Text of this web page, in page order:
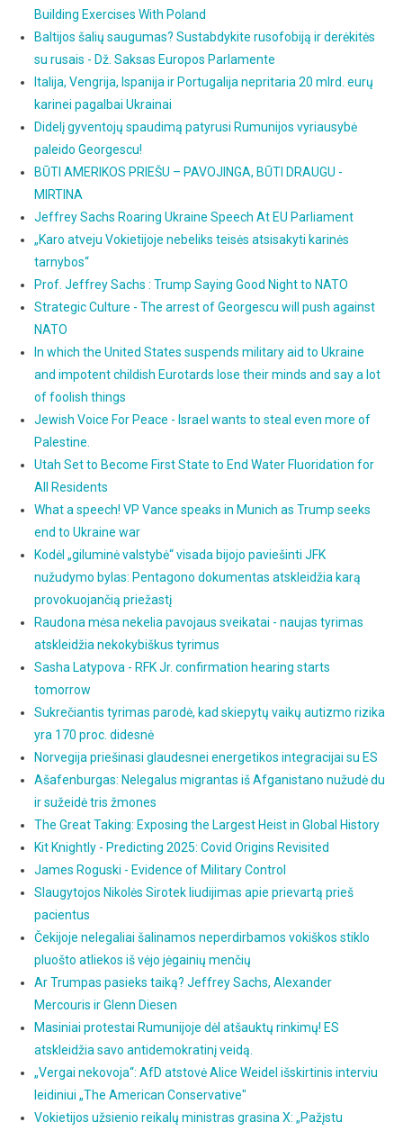
Building Exercises With Poland
Baltijos šalių saugumas? Sustabdykite rusofobiją ir derėkitės
su rusais - Dž. Saksas Europos Parlamente
Italija, Vengrija, Ispanija ir Portugalija nepritaria 20 mlrd. eurų
karinei pagalbai Ukrainai
Didelį gyventojų spaudimą patyrusi Rumunijos vyriausybė
paleido Georgescu!
BŪTI AMERIKOS PRIEŠU – PAVOJINGA, BŪTI DRAUGU -
MIRTINA
Jeffrey Sachs Roaring Ukraine Speech At EU Parliament
„Karo atveju Vokietijoje nebeliks teisės atsisakyti karinės
tarnybos“
Prof. Jeffrey Sachs : Trump Saying Good Night to NATO
Strategic Culture - The arrest of Georgescu will push against
NATO
In which the United States suspends military aid to Ukraine
and impotent childish Eurotards lose their minds and say a lot
of foolish things
Jewish Voice For Peace - Israel wants to steal even more of
Palestine.
Utah Set to Become First State to End Water Fluoridation for
All Residents
What a speech! VP Vance speaks in Munich as Trump seeks
end to Ukraine war
Kodėl „giluminė valstybė“ visada bijojo paviešinti JFK
nužudymo bylas: Pentagono dokumentas atskleidžia karą
provokuojančią priežastį
Raudona mėsa nekelia pavojaus sveikatai - naujas tyrimas
atskleidžia nekokybiškus tyrimus
Sasha Latypova - RFK Jr. confirmation hearing starts
tomorrow
Sukrečiantis tyrimas parodė, kad skiepytų vaikų autizmo rizika
yra 170 proc. didesnė
Norvegija priešinasi glaudesnei energetikos integracijai su ES
Ašafenburgas: Nelegalus migrantas iš Afganistano nužudė du
ir sužeidė tris žmones
The Great Taking: Exposing the Largest Heist in Global History
Kit Knightly - Predicting 2025: Covid Origins Revisited
James Roguski - Evidence of Military Control
Slaugytojos Nikolės Sirotek liudijimas apie prievartą prieš
pacientus
Čekijoje nelegaliai šalinamos neperdirbamos vokiškos stiklo
pluošto atliekos iš vėjo jėgainių menčių
Ar Trumpas pasieks taiką? Jeffrey Sachs, Alexander
Mercouris ir Glenn Diesen
Masiniai protestai Rumunijoje dėl atšauktų rinkimų! ES
atskleidžia savo antidemokratinį veidą.
„Vergai nekovoja“: AfD atstovė Alice Weidel išskirtinis interviu
leidiniui „The American Conservative"
Vokietijos užsienio reikalų ministras grasina X: „Pažįstu